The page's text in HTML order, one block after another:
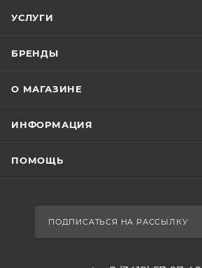
УСЛУГИ
БРЕНДЫ
О МАГАЗИНЕ
ИНФОРМАЦИЯ
ПОМОЩЬ
ПОДПИСАТЬСЯ НА РАССЫЛКУ